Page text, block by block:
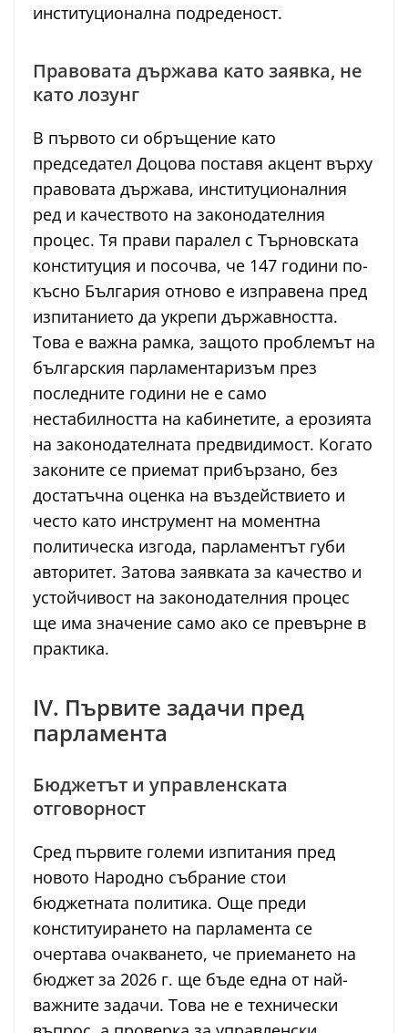
институционална подреденост.
Правовата държава като заявка, не
като лозунг
В първото си обръщение като
председател Доцова поставя акцент върху
правовата държава, институционалния
ред и качеството на законодателния
процес. Тя прави паралел с Търновската
конституция и посочва, че 147 години по-
късно България отново е изправена пред
изпитанието да укрепи държавността.
Това е важна рамка, защото проблемът на
българския парламентаризъм през
последните години не е само
нестабилността на кабинетите, а ерозията
на законодателната предвидимост. Когато
законите се приемат прибързано, без
достатъчна оценка на въздействието и
често като инструмент на моментна
политическа изгода, парламентът губи
авторитет. Затова заявката за качество и
устойчивост на законодателния процес
ще има значение само ако се превърне в
практика.
IV. Първите задачи пред
парламента
Бюджетът и управленската
отговорност
Сред първите големи изпитания пред
новото Народно събрание стои
бюджетната политика. Още преди
конституирането на парламента се
очертава очакването, че приемането на
бюджет за 2026 г. ще бъде една от най-
важните задачи. Това не е технически